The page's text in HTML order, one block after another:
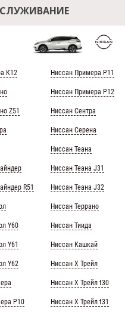
К12
Z51
R51
Y60
Y61
Y62
Р10
Ниссан Примера Р11
Ниссан Примера Р12
Ниссан Сентра
Ниссан Серена
Ниссан Теана
Ниссан Теана J31
Ниссан Теана J32
Ниссан Террано
Ниссан Тиида
Ниссан Кашкай
Ниссан Х Трейл
Ниссан Х Трейл t30
Ниссан Х Трейл t31